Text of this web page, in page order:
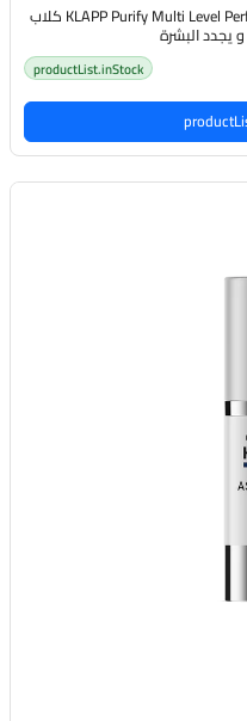
KLAPP Purify Multi Level Performance Glow Peeling AHA + BHA 30ml كلاب
productList.inStock